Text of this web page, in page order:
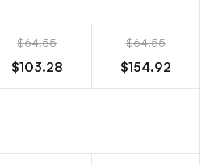
$64.55
$103.28
$64.55
$154.92